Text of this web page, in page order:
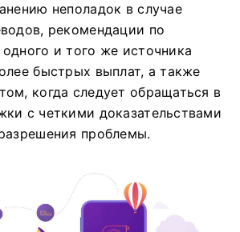
неполадок в случае
рекомендации по
и того же источника
быстрых выплат, а также
когда следует обращаться в
с четкими доказательствами
проблемы.